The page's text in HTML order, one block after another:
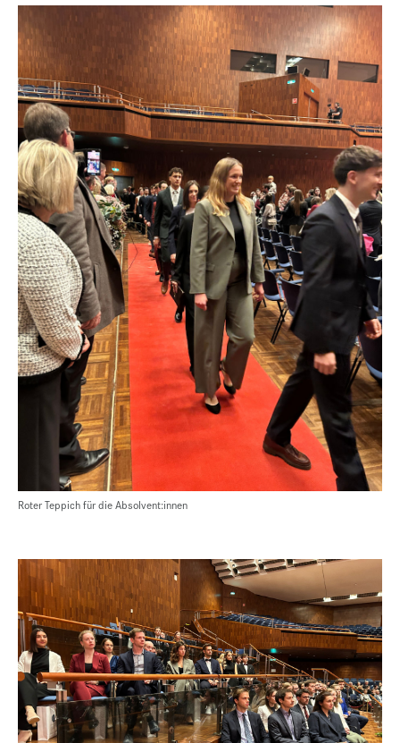
Roter Teppich für die Absolvent:innen